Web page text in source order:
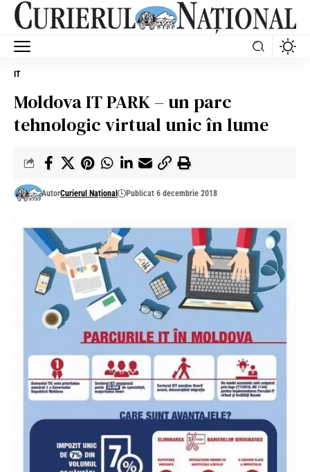
IT
Moldova IT PARK – un parc
tehnologic virtual unic în lume
AutorCurierul Național Publicat 6 decembrie 2018